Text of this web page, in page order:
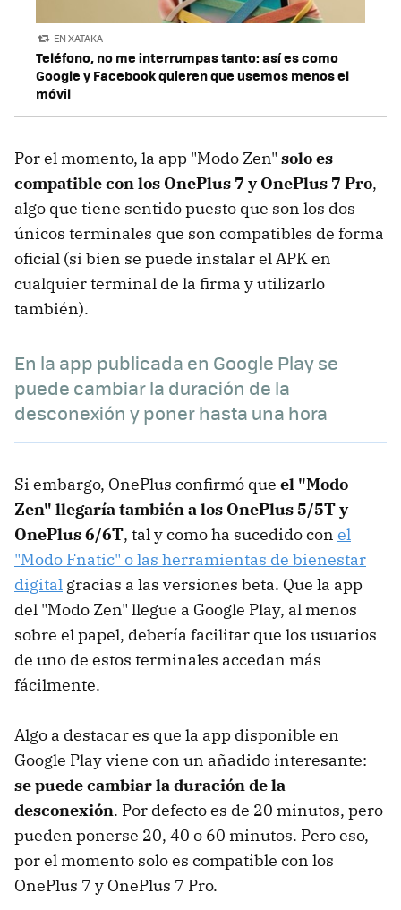
EN XATAKA
Teléfono, no me interrumpas tanto: así es como
Google y Facebook quieren que usemos menos el
móvil
Por el momento, la app "Modo Zen" solo es
compatible con los OnePlus 7 y OnePlus 7 Pro,
algo que tiene sentido puesto que son los dos
únicos terminales que son compatibles de forma
oficial (si bien se puede instalar el APK en
cualquier terminal de la firma y utilizarlo
también).
En la app publicada en Google Play se
puede cambiar la duración de la
desconexión y poner hasta una hora
Si embargo, OnePlus confirmó que el "Modo
Zen" llegaría también a los OnePlus 5/5T y
OnePlus 6/6T, tal y como ha sucedido con el
"Modo Fnatic" o las herramientas de bienestar
digital gracias a las versiones beta. Que la app
del "Modo Zen" llegue a Google Play, al menos
sobre el papel, debería facilitar que los usuarios
de uno de estos terminales accedan más
fácilmente.
Algo a destacar es que la app disponible en
Google Play viene con un añadido interesante:
se puede cambiar la duración de la
desconexión. Por defecto es de 20 minutos, pero
pueden ponerse 20, 40 o 60 minutos. Pero eso,
por el momento solo es compatible con los
OnePlus 7 y OnePlus 7 Pro.